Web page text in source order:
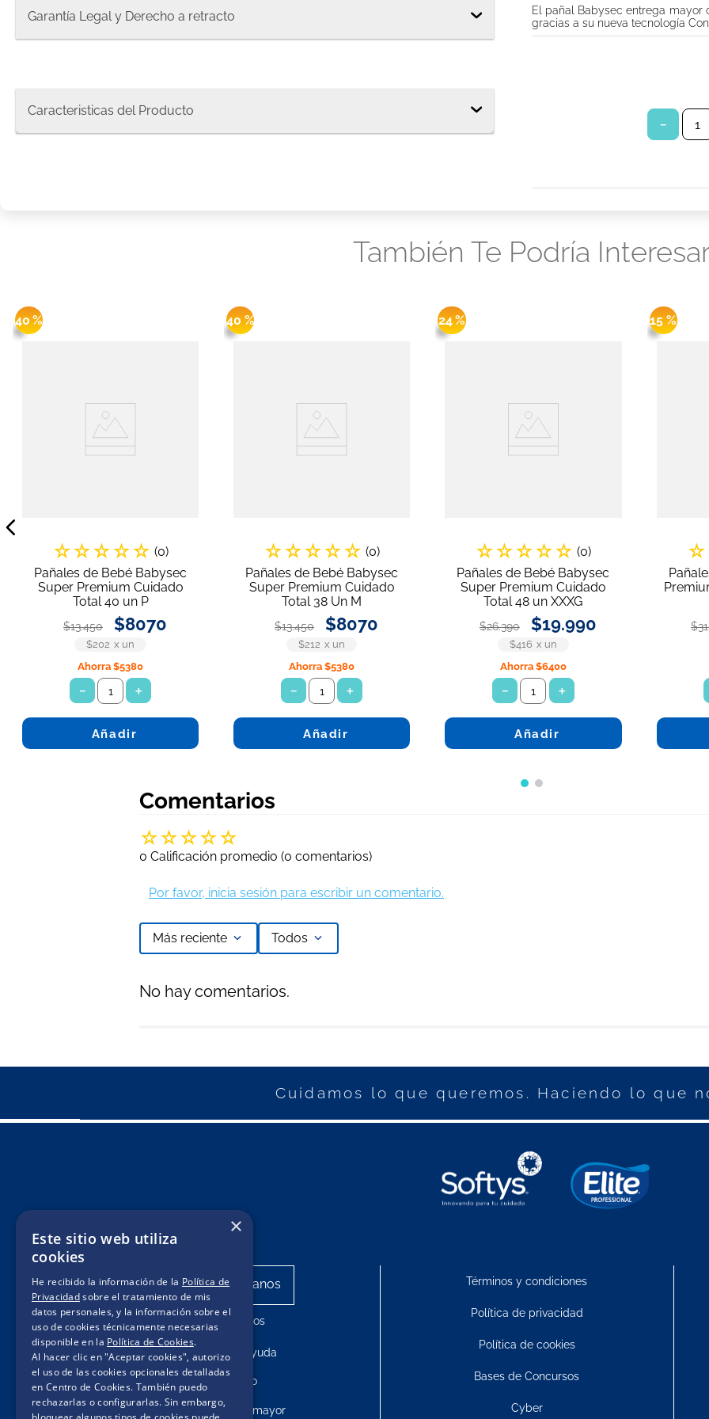
Garantía Legal y Derecho a retracto
Caracteristicas del Producto
El pañal Babysec entrega mayor
gracias a su nueva tecnología
－
También Te Podría
40 %
☆☆☆☆☆ (0)
Pañales de Bebé Babysec
Super Premium Cuidado
Total 40 un P
$13.450 $8070
$202 x un
Ahorra$5380
＋
－
Añadir
40 %
☆☆☆☆☆ (0)
Pañales de Bebé Babysec
Super Premium Cuidado
Total 38 Un M
$13.450 $8070
$212 x un
Ahorra$5380
＋
－
Añadir
24 %
☆☆☆☆☆ (0)
Pañales de Bebé Babysec
Super Premium Cuidado
Total 48 un XXXG
$26.390 $19.990
$416 x un
Ahorra $6400
＋
－
Añadir
15 %
☆
$31
Comentarios
☆☆☆☆☆
0 Calificación promedio (0 comentarios)
Por favor, inicia sesión para escribir un comentario.
Más reciente Todos
No hay comentarios.
Cuidamos lo que queremos. Haciendo lo que
Mis pedidos
Centro de ayuda
Contacto
Compras por mayor
Términos y condiciones
Política de privacidad
Política de cookies
Bases de Concursos
Cyber
×
Este sitio web utiliza
cookies
He recibido la información de la Política de
Privacidadsobre el tratamiento de mis
datos personales, y la información sobre el
uso de cookies técnicamente necesarias
disponible en la Política de Cookies.
Al hacer clic en "Aceptar cookies", autorizo
el uso de las cookies opcionales detalladas
en Centro de Cookies. También puedo
rechazarlas o configurarlas. Sin embargo,
protector diario ladysoft protección ultradelgada tela suave
9.
pañales babysec